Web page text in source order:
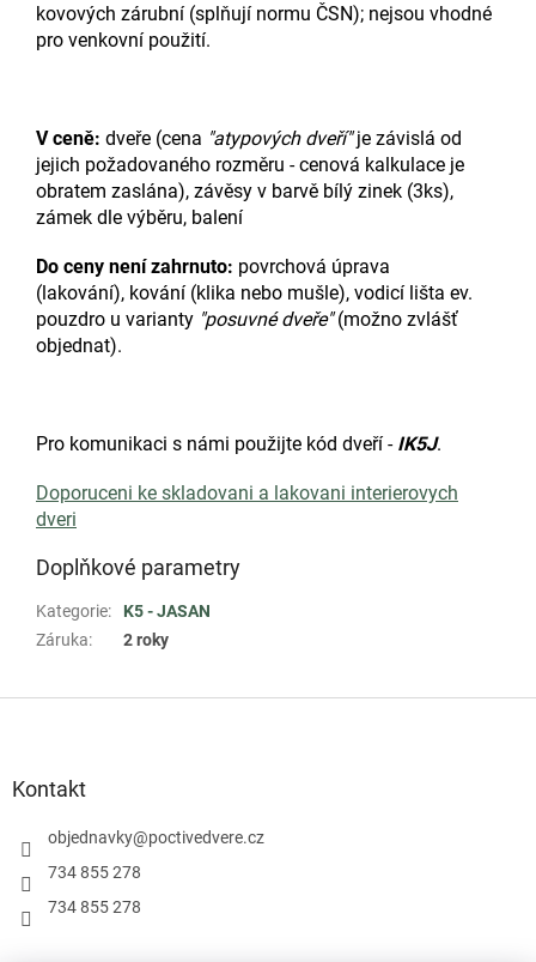
kovových zárubní (splňují normu ČSN); nejsou vhodné
pro venkovní použití.
V ceně: dveře (cena "atypových dveří"je závislá od
jejich požadovaného rozměru - cenová kalkulace je
obratem zaslána), závěsy v barvě bílý zinek (3ks),
zámek dle výběru, balení
Do ceny není zahrnuto: povrchová úprava
(lakování), kování (klika nebo mušle), vodicí lišta ev.
pouzdro u varianty "posuvné dveře"(možno zvlášť
objednat).
Pro komunikaci s námi použijte kód dveří - IK5J.
Doporuceni ke skladovani a lakovani interierovych
dveri
Doplňkové parametry
Kategorie:
K5 - JASAN
Záruka: 2 roky
Kontakt
objednavky@poctivedvere.cz
734 855 278
734 855 278